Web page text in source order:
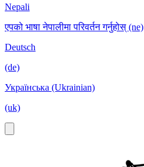
Nepali
एपको भाषा नेपालीमा परिवर्तन गर्नुहोस् (ne)
Deutsch
(de)
Українська (Ukrainian)
(uk)